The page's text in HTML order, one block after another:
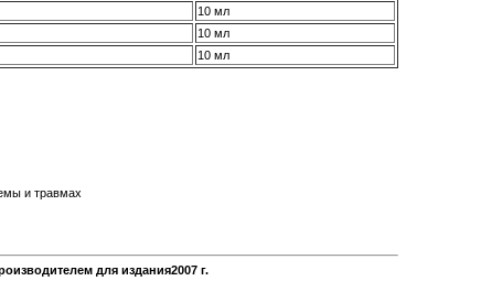
10 мл
10 мл
10 мл
и травмах
для издания2007 г.